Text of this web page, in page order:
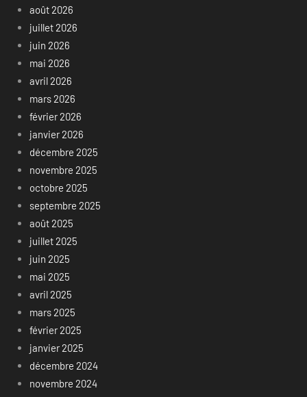
août 2026
juillet 2026
juin 2026
mai 2026
avril 2026
mars 2026
février 2026
janvier 2026
décembre 2025
novembre 2025
octobre 2025
septembre 2025
août 2025
juillet 2025
juin 2025
mai 2025
avril 2025
mars 2025
février 2025
janvier 2025
décembre 2024
novembre 2024